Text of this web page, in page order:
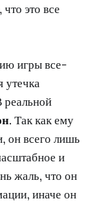
это все
игры все-
утечка
. Так как ему
он всего лишь
и
жаль, что он
иначе он